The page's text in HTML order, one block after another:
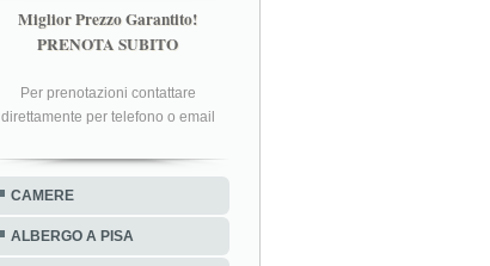
Miglior Prezzo Garantito!
PRENOTA SUBITO
Per prenotazioni contattare
direttamente per telefono o email
CAMERE
ALBERGO A PISA